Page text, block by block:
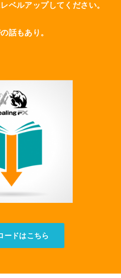
ベルアップしてください。
話もあり。
ードはこちら